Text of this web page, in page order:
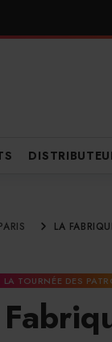
LA
LA TOURNÉE DES